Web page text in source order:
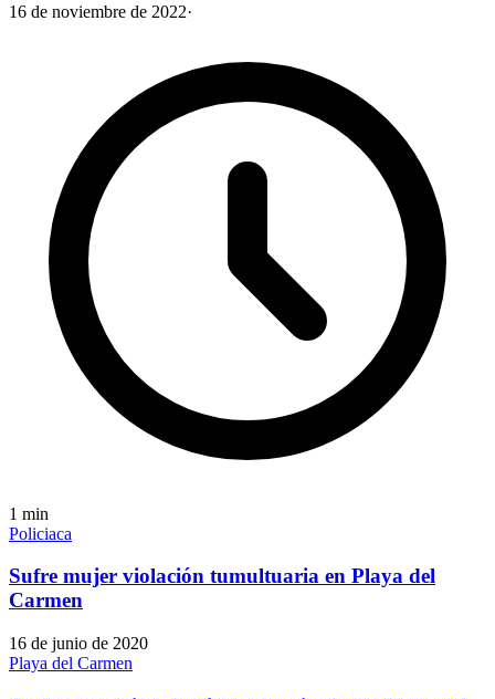
16 de noviembre de 2022·
1 min
Policiaca
Sufre mujer violación tumultuaria en Playa del
Carmen
16 de junio de 2020
Playa del Carmen